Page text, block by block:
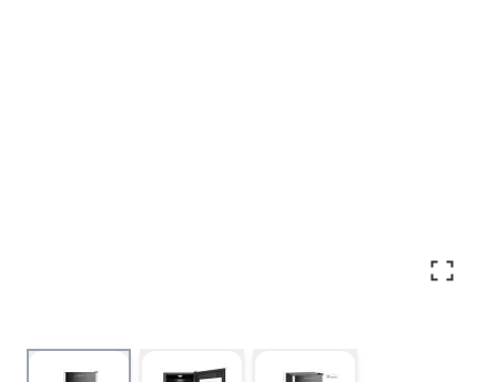
View larger imageView larger image